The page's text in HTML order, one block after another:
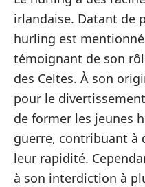
irlandaise. Datant de
hurling est
témoignant de son
des Celtes. À son
pour le
de former les jeunes
guerre, contribuant à
leur rapidité.
à son interdiction à